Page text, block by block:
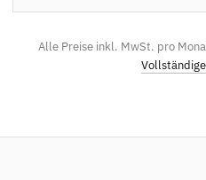
Alle Preise inkl. MwSt. pro